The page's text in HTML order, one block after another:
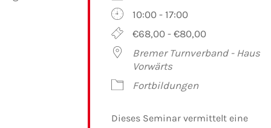
10:00 - 17:00
€68,00 - €80,00
Bremer Turnverband - Haus
Vorwärts
Fortbildungen
Dieses Seminar vermittelt eine